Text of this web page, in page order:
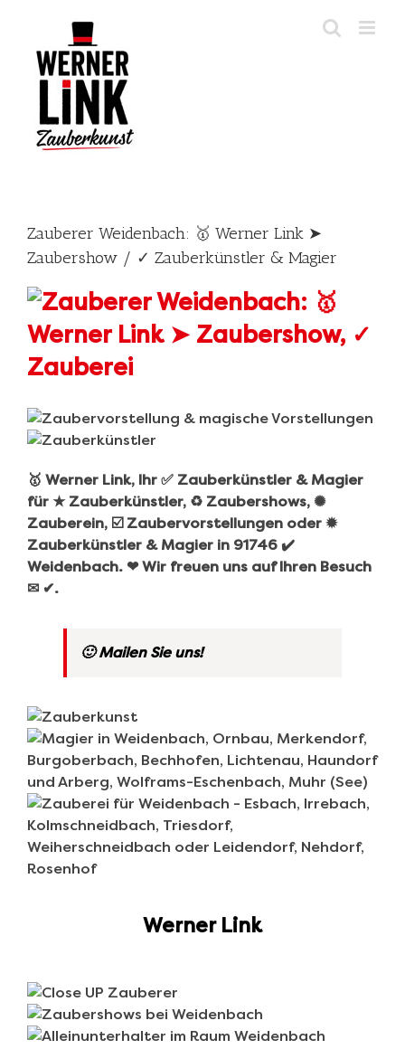
content
Zauberer Weidenbach: 🥇 Werner Link ➤
Zaubershow / ✓ Zauberkünstler & Magier
🥇 Werner Link, Ihr ✅ Zauberkünstler & Magier
für ★ Zauberkünstler, ♻ Zaubershows, ✺
Zauberein, ☑️ Zaubervorstellungen oder ✹
Zauberkünstler & Magier in 91746 ✔️
Weidenbach. ❤ Wir freuen uns auf Ihren Besuch
✉ ✔.
🙂 Mailen Sie uns!
Werner Link